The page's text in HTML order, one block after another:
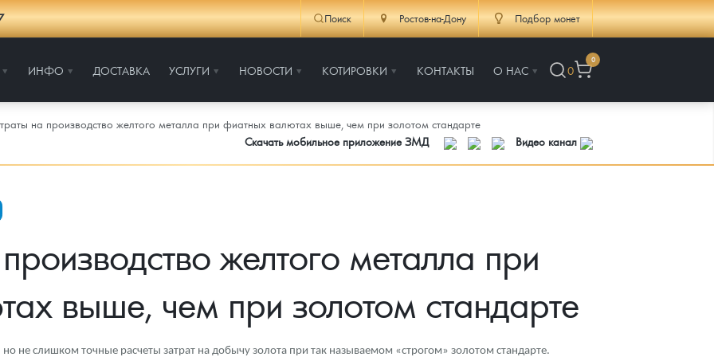
Поиск Ростов-на-Дону Подбор монет
ИНФО ДОСТАВКА УСЛУГИ НОВОСТИ КОТИРОВКИ КОНТАКТЫ О НАС 0
0
на производство желтого металла при фиатных валютах выше, чем при золотом стандарте
Скачать мобильное приложение ЗМД
Видео канал
желтого металла при
выше, чем при золотом стандарте
не слишком точные расчеты затрат на добычу золота при так называемом «строгом» золотом стандарте.